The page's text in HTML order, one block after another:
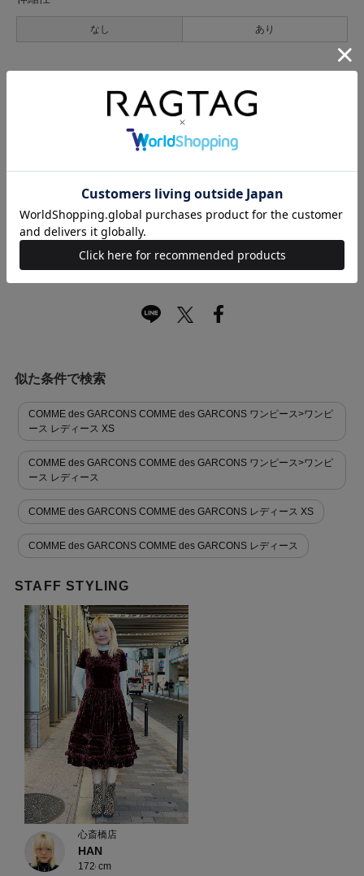
なし あり
あり
お買い物時のご利用ガイドはこちら
商品に関する問い合わせ
似た条件で検索
COMME des GARCONS COMME des GARCONS ワンピース>ワンピ
ース レディース XS
COMME des GARCONS COMME des GARCONS ワンピース>ワンピ
ース レディース
COMME des GARCONS COMME des GARCONS レディース XS
COMME des GARCONS COMME des GARCONS レディース
STAFF STYLING
心斎橋店
HAN
172cm